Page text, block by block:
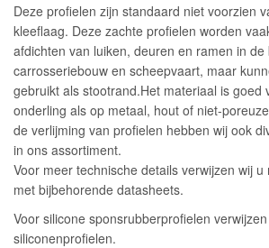
Deze profielen zijn standaard niet voorzien
kleeflaag. Deze zachte profielen worden
afdichten van luiken, deuren en ramen in de
carrosseriebouw en scheepvaart, maar
gebruikt als stootrand.Het materiaal is goed
onderling als op metaal, hout of niet-
de verlijming van profielen hebben wij ook
in ons assortiment.
Voor meer technische details verwijzen wij
met bijbehorende datasheets.
Voor silicone sponsrubberprofielen
siliconenprofielen.